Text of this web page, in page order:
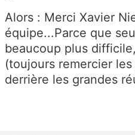
Alors : Merci Xavier
équipe...Parce que
beaucoup plus
(toujours remercier
derrière les grandes